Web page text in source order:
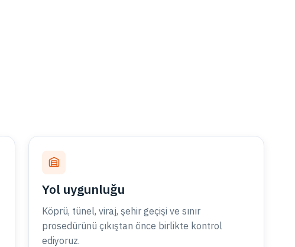
Yol uygunluğu
Köprü, tünel, viraj, şehir geçişi ve sınır
prosedürünü çıkıştan önce birlikte kontrol
ediyoruz.